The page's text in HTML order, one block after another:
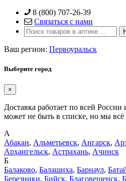
Skip
content
8 (800) 707-26-39
Связаться с нами
Ваш регион: Первоуральск
Выберите город
×
Доставка работает по всей
может не быть в списке, но мы всё
А
Абакан, Альметьевск, Ангарск,
Архангельск, Астрахань, Ачинск
Б
Балаково, Балашиха, Барнаул,
Березники, Бийск, Благовещенск,